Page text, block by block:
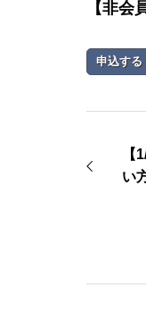
【非会
申込する
【
い